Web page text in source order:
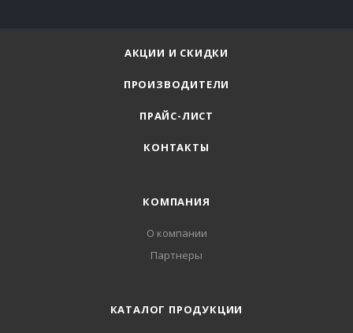
АКЦИИ И СКИДКИ
ПРОИЗВОДИТЕЛИ
ПРАЙС-ЛИСТ
КОНТАКТЫ
КОМПАНИЯ
О компании
Партнеры
КАТАЛОГ ПРОДУКЦИИ